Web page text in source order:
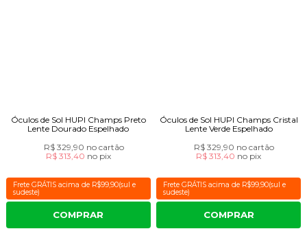
Óculos de Sol HUPI Champs Preto
Lente Dourado Espelhado
R$ 329,90 no cartão
R$ 313,40 no pix
Frete GRÁTIS acima de R$99,90(sul e
sudeste)
COMPRAR
Óculos de Sol HUPI Champs Cristal
Lente Verde Espelhado
R$ 329,90 no cartão
R$ 313,40 no pix
Frete GRÁTIS acima de R$99,90(sul e
sudeste)
COMPRAR